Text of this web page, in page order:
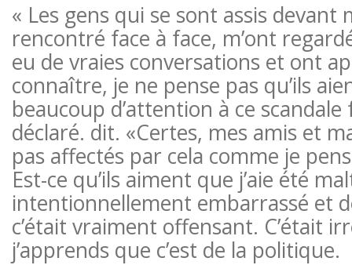
« Les gens qui se sont assis devant
rencontré face à face, m’ont
eu de vraies conversations et ont
connaître, je ne pense pas qu’ils
beaucoup d’attention à ce
déclaré. dit. «Certes, mes amis et
pas affectés par cela comme je
Est-ce qu’ils aiment que j’aie été
intentionnellement embarrassé et
c’était vraiment offensant. C’était
j’apprends que c’est de la politique.